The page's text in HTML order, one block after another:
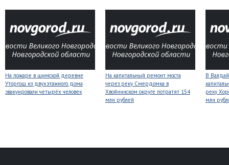
На пожаре в шимской деревне
Уторгош из двухэтажного дома
эвакуировали четырёх человек
На капитальный ремонт моста
через реку Смердомка в
Хвойнинском округе потратят 154
млн рублей
В
реку
млн